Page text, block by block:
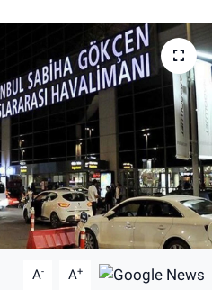
A- A+